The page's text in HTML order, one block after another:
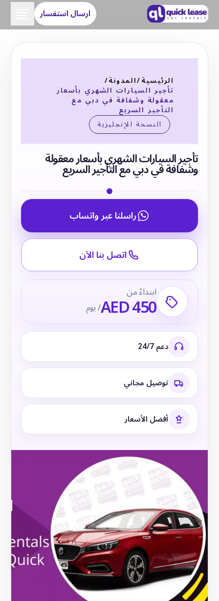
ارسال استفسار
الرئيسية/المدونة/
تأجير السيارات الشهري بأسعار
معقولة وشفافة في دبي مع
التأجير السريع
النسخة الإنجليزية
تأجير السيارات الشهري بأسعار معقولة
وشفافة في دبي مع التأجير السريع
راسلنا عبر واتساب
اتصل بنا الآن
ابتداءً من
AED 450/ يوم
دعم 24/7
توصيل مجاني
أفضل الأسعار